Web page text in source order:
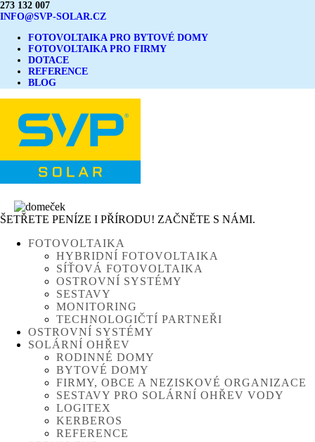
273 132 007
INFO@SVP-SOLAR.CZ
FOTOVOLTAIKA PRO BYTOVÉ DOMY
FOTOVOLTAIKA PRO FIRMY
DOTACE
REFERENCE
BLOG
ŠETŘETE PENÍZE I PŘÍRODU! ZAČNĚTE S NÁMI.
FOTOVOLTAIKA
HYBRIDNÍ FOTOVOLTAIKA
SÍŤOVÁ FOTOVOLTAIKA
OSTROVNÍ SYSTÉMY
SESTAVY
MONITORING
TECHNOLOGIČTÍ PARTNEŘI
OSTROVNÍ SYSTÉMY
SOLÁRNÍ OHŘEV
RODINNÉ DOMY
BYTOVÉ DOMY
FIRMY, OBCE A NEZISKOVÉ ORGANIZACE
SESTAVY PRO SOLÁRNÍ OHŘEV VODY
LOGITEX
KERBEROS
REFERENCE